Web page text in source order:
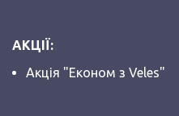
АКЦІЇ:
Акція "Економ з Veles"